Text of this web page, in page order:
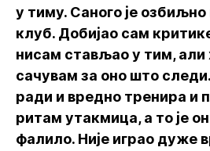
у тиму. Саного је
клуб. Добијао сам
нисам стављао у тим, али
сачувам за оно што
ради и вредно тренира и
ритам утакмица, а то је
фалило. Није играо дуже